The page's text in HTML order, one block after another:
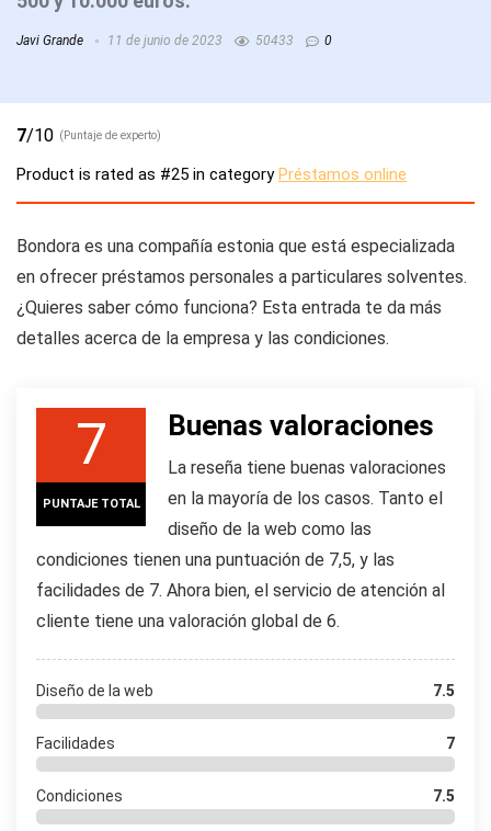
Javi Grande 11 de junio de 2023 50433 0
7/10 (Puntaje de experto)
Product is rated as #25 in categoryPréstamos online
Bondora es una compañía estonia que está especializada
en ofrecer préstamos personales a particulares solventes.
¿Quieres saber cómo funciona? Esta entrada te da más
detalles acerca de la empresa y las condiciones.
7
PUNTAJE TOTAL
Buenas valoraciones
La reseña tiene buenas valoraciones
en la mayoría de los casos. Tanto el
diseño de la web como las
condiciones tienen una puntuación de 7,5, y las
facilidades de 7. Ahora bien, el servicio de atención al
cliente tiene una valoración global de 6.
Diseño de la web 7.5
Facilidades 7
Condiciones 7.5